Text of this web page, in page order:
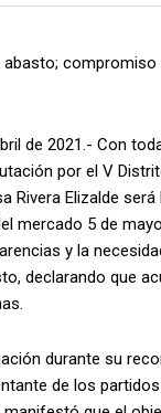
compromiso
de 2021.- Con
por el V
Rivera Elizalde
mercado 5 de
y la
declarando que
durante su
de los partidos